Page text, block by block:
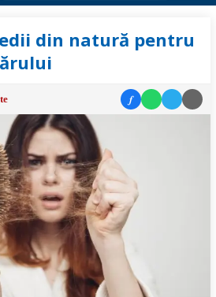
din natură pentru
f